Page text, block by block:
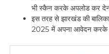
भी स्कैन करके अपलोड कर
इस तरह से झारखंड की बालिका
2025 में अपना आवेदन करके